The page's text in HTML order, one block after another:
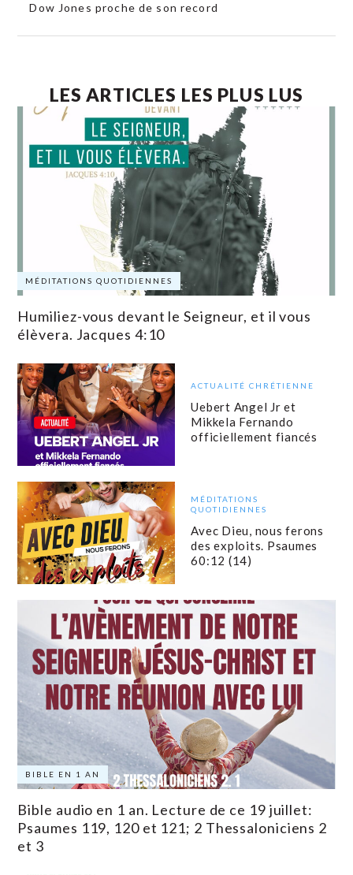
Dow Jones proche de son record
LES ARTICLES LES PLUS LUS
MÉDITATIONS QUOTIDIENNES
Humiliez-vous devant le Seigneur, et il vous
élèvera. Jacques 4:10
ACTUALITÉ CHRÉTIENNE
Uebert Angel Jr et
Mikkela Fernando
officiellement fiancés
MÉDITATIONS
QUOTIDIENNES
Avec Dieu, nous ferons
des exploits. Psaumes
60:12 (14)
BIBLE EN 1 AN
Bible audio en 1 an. Lecture de ce 19 juillet:
Psaumes 119, 120 et 121; 2 Thessaloniciens 2
et 3